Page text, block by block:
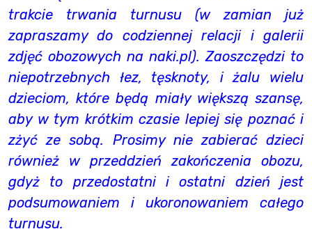
trakcie trwania turnusu (w zamian już
zapraszamy do codziennej relacji i galerii
zdjęć obozowych na naki.pl). Zaoszczędzi to
niepotrzebnych łez, tęsknoty, i żalu wielu
dzieciom, które będą miały większą szansę,
aby w tym krótkim czasie lepiej się poznać i
zżyć ze sobą. Prosimy nie zabierać dzieci
również w przeddzień zakończenia obozu,
gdyż to przedostatni i ostatni dzień jest
podsumowaniem i ukoronowaniem całego
turnusu.